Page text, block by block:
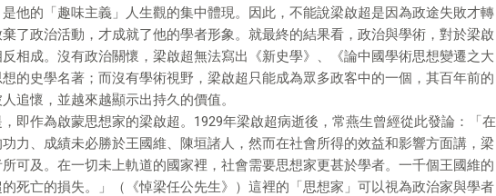
他的「趣味主義」人生觀的集中體現。因此，不能說梁啟超是因為政途失敗才轉
了政治活動，才成就了他的學者形象。就最終的結果看，政治與學術，對於梁啟
相成。沒有政治關懷，梁啟超無法寫出《新史學》、《論中國學術思想變遷之大
的史學名著；而沒有學術視野，梁啟超只能成為眾多政客中的一個，其百年前的
追懷，並越來越顯示出持久的價值。
即作為啟蒙思想家的梁啟超。1929年梁啟超病逝後，常燕生曾經從此發論：「在
力、成績未必勝於王國維、陳垣諸人，然而在社會所得的效益和影響方面講，梁
可及。在一切未上軌道的國家裡，社會需要思想家更甚於學者。一千個王國維的
死亡的損失。」（《悼梁任公先生》）這裡的「思想家」可以視為政治家與學者